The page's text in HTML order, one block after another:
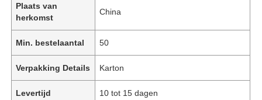
Plaats van
herkomst
China
Min. bestelaantal 50
Verpakking Details Karton
Levertijd 10 tot 15 dagen